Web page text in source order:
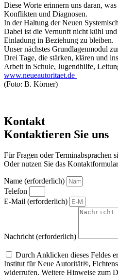
Diese Worte erinnern uns daran,
Konflikten und Diagnosen.
In der Haltung der Neuen
Dabei ist die Vernunft nicht kühl
Einladung in Beziehung zu bleiben.
Unser nächstes Grundlagenmodul
Drei Tage, die stärken, klären und
Arbeit in Schule, Jugendhilfe,
www.neueautoritaet.de
(Foto: B. Körner)
Kontakt
Kontaktieren Sie uns
Für Fragen oder Terminabsprachen
Oder nutzen Sie das
Name (erforderlich)
Telefon
E-Mail (erforderlich)
Nachricht (erforderlich)
Durch Anklicken dieses Feldes
Institut für Neue Autorität®,
widerrufen. Weitere Hinweise zum